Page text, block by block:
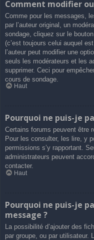
Comment modifier
Comme pour les messages,
par l’auteur original, un
sondage, cliquez sur le bouton
(c’est toujours celui auquel
l’auteur peut modifier une
seuls les modérateurs et les
supprimer. Ceci pour
cours de sondage.
Haut
Pourquoi ne puis-je
Certains forums peuvent être
Pour les consulter, les lire, y
permissions s’y rapportant.
administrateurs peuvent
contacter.
Haut
Pourquoi ne puis-je
message ?
La possibilité d’ajouter des
par groupe, ou par utilisateur.